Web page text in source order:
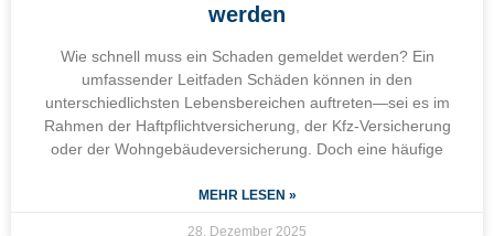
werden
Wie schnell muss ein Schaden gemeldet werden? Ein
umfassender Leitfaden Schäden können in den
unterschiedlichsten Lebensbereichen auftreten—sei es im
Rahmen der Haftpflichtversicherung, der Kfz-Versicherung
oder der Wohngebäudeversicherung. Doch eine häufige
MEHR LESEN »
28. Dezember 2025